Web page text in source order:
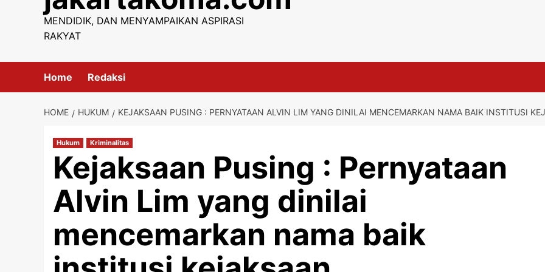
MENDIDIK, DAN MENYAMPAIKAN ASPIRASI
RAKYAT
Home Redaksi
HOME HUKUM KEJAKSAAN PUSING : PERNYATAAN ALVIN LIM YANG DINILAI MENCEMARKAN NAMA BAIK INSTITUSI
Hukum Kriminalitas
Kejaksaan Pusing : Pernyataan
Alvin Lim yang dinilai
mencemarkan nama baik